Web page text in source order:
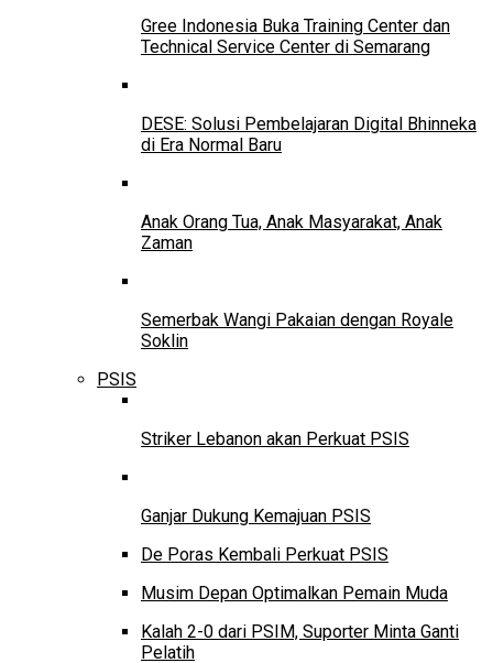
Gree Indonesia Buka Training Center dan
Technical Service Center di Semarang
DESE: Solusi Pembelajaran Digital Bhinneka
di Era Normal Baru
Anak Orang Tua, Anak Masyarakat, Anak
Zaman
Semerbak Wangi Pakaian dengan Royale
Soklin
PSIS
Striker Lebanon akan Perkuat PSIS
Ganjar Dukung Kemajuan PSIS
De Poras Kembali Perkuat PSIS
Musim Depan Optimalkan Pemain Muda
Kalah 2-0 dari PSIM, Suporter Minta Ganti
Pelatih